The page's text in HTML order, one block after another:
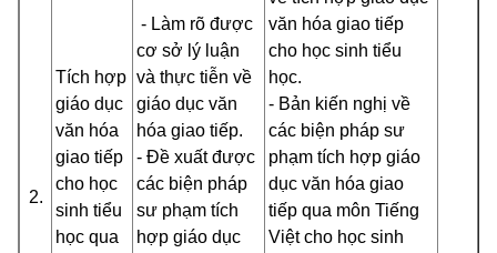
2.
Tích hợp
giáo dục
văn hóa
giao tiếp
cho học
sinh tiểu
học qua
- Làm rõ được
cơ sở lý luận
và thực tiễn về
giáo dục văn
hóa giao tiếp.
- Đề xuất được
các biện pháp
sư phạm tích
hợp giáo dục
văn hóa giao tiếp
cho học sinh tiểu
học.
- Bản kiến nghị về
các biện pháp sư
phạm tích hợp giáo
dục văn hóa giao
tiếp qua môn Tiếng
Việt cho học sinh